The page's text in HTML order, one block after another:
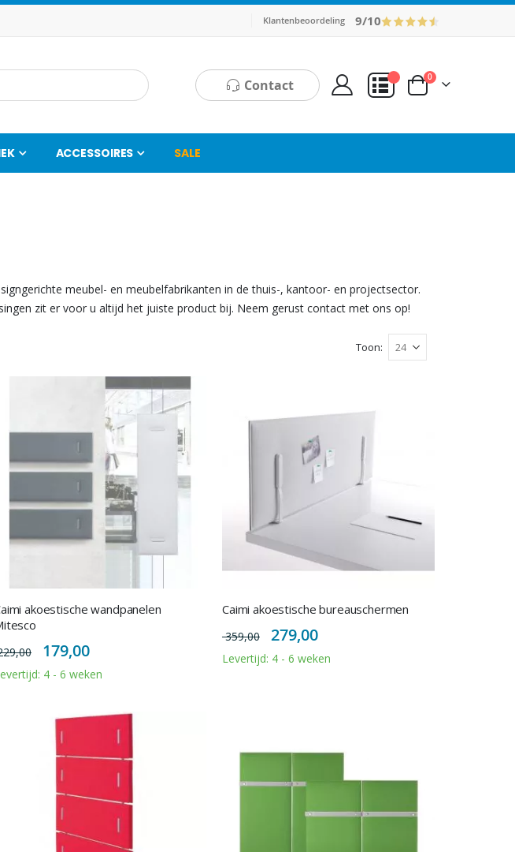
Klantenbeoordeling 9/10
Contact Cart
0producten
ACCESSOIRES SALE
meubel- en meubelfabrikanten in de thuis-, kantoor- en projectsector.
zit er voor u altijd het juiste product bij. Neem gerust contact met ons op!
Toon
akoestische wandpanelen
Special
Price
179,00
4 - 6 weken
Caimi akoestische bureauschermen
359,00
Special
Price
279,00
Levertijd: 4 - 6 weken